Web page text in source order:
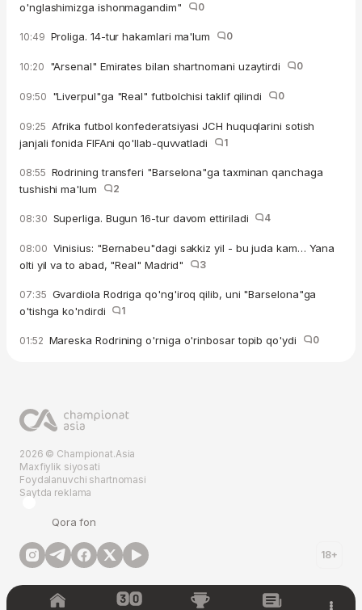
o'nglashimizga ishonmagandim"
0
10:49 Proliga. 14-tur hakamlari ma'lum 0
10:20 "Arsenal" Emirates bilan shartnomani uzaytirdi 0
09:50 "Liverpul"ga "Real" futbolchisi taklif qilindi 0
09:25 Afrika futbol konfederatsiyasi JCH huquqlarini sotish
janjali fonida FIFAni qo'llab-quvvatladi
1
08:55 Rodrining transferi "Barselona"ga taxminan qanchaga
tushishi ma'lum
2
08:30 Superliga. Bugun 16-tur davom ettiriladi 4
08:00 Vinisius: "Bernabeu"dagi sakkiz yil - bu juda kam… Yana
olti yil va to abad, "Real" Madrid"
3
07:35 Gvardiola Rodriga qo'ng'iroq qilib, uni "Barselona"ga
o'tishga ko'ndirdi
1
01:52 Mareska Rodrining o'rniga o'rinbosar topib qo'ydi 0
2026 © Championat.Asia
Maxfiylik siyosati
Foydalanuvchi shartnomasi
Saytda reklama
Qora fon
18+